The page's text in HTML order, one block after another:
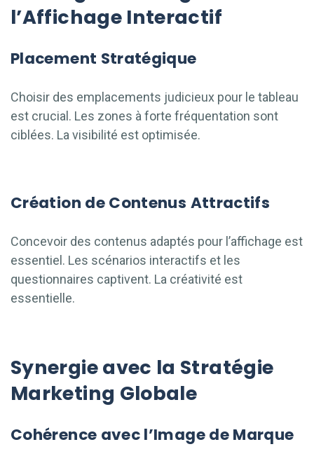
l’Affichage Interactif
Placement Stratégique
Choisir des emplacements judicieux pour le tableau
est crucial. Les zones à forte fréquentation sont
ciblées. La visibilité est optimisée.
Création de Contenus Attractifs
Concevoir des contenus adaptés pour l’affichage est
essentiel. Les scénarios interactifs et les
questionnaires captivent. La créativité est
essentielle.
Synergie avec la Stratégie
Marketing Globale
Cohérence avec l’Image de Marque